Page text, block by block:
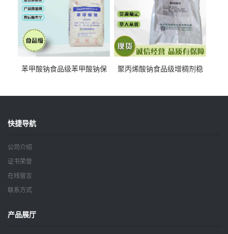
苯甲酸钠食品级苯甲酸钠保
聚丙烯酸钠食品级增稠剂稳
快捷导航
公司介绍
证书荣誉
在线留言
联系方式
产品展厅